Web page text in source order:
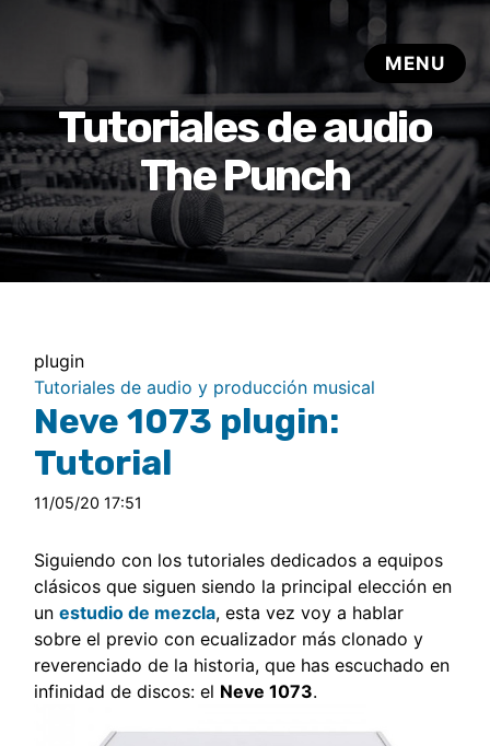
Tutoriales de audio
The Punch
plugin
Tutoriales de audio y producción musical
Neve 1073 plugin:
Tutorial
11/05/20 17:51
Siguiendo con los tutoriales dedicados a equipos
clásicos que siguen siendo la principal elección en
unestudio de mezcla, esta vez voy a hablar
sobre el previo con ecualizador más clonado y
reverenciado de la historia, que has escuchado en
infinidad de discos: el Neve 1073.